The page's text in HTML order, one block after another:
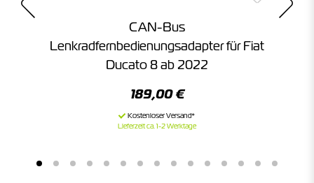
CAN-Bus
Lenkradfernbedienungsadapter für Fiat
Ducato 8 ab 2022
189,00 €
Lieferzeit ca. 1-2 Werktage